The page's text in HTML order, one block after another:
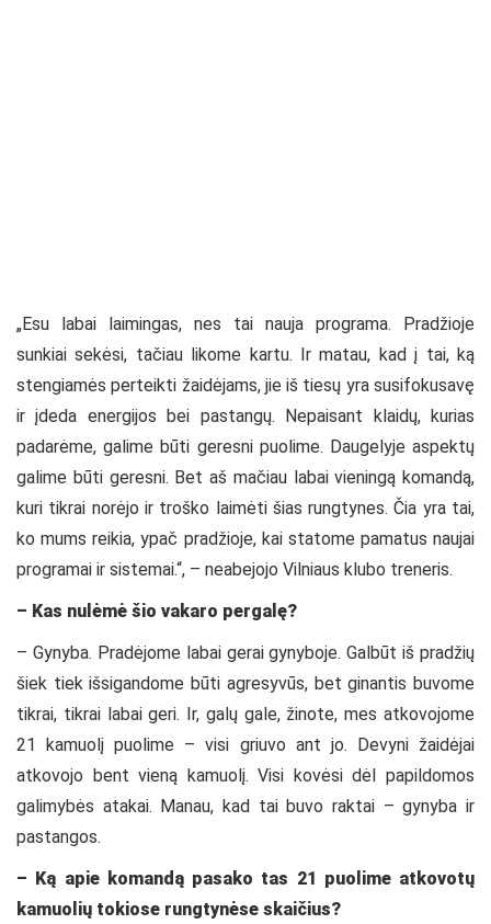
„Esu labai laimingas, nes tai nauja programa. Pradžioje
sunkiai sekėsi, tačiau likome kartu. Ir matau, kad į tai, ką
stengiamės perteikti žaidėjams, jie iš tiesų yra susifokusavę
ir įdeda energijos bei pastangų. Nepaisant klaidų, kurias
padarėme, galime būti geresni puolime. Daugelyje aspektų
galime būti geresni. Bet aš mačiau labai vieningą komandą,
kuri tikrai norėjo ir troško laimėti šias rungtynes. Čia yra tai,
ko mums reikia, ypač pradžioje, kai statome pamatus naujai
programai ir sistemai.“, – neabejojo Vilniaus klubo treneris.
– Kas nulėmė šio vakaro pergalę?
– Gynyba. Pradėjome labai gerai gynyboje. Galbūt iš pradžių
šiek tiek išsigandome būti agresyvūs, bet ginantis buvome
tikrai, tikrai labai geri. Ir, galų gale, žinote, mes atkovojome
21 kamuolį puolime – visi griuvo ant jo. Devyni žaidėjai
atkovojo bent vieną kamuolį. Visi kovėsi dėl papildomos
galimybės atakai. Manau, kad tai buvo raktai – gynyba ir
pastangos.
– Ką apie komandą pasako tas 21 puolime atkovotų
kamuolių tokiose rungtynėse skaičius?